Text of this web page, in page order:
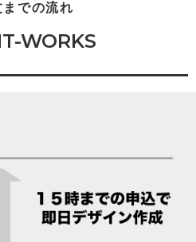
までの流れ
WORKS